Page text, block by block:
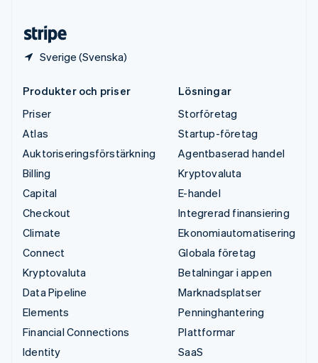
Sverige (Svenska)
Produkter och priser
Priser
Atlas
Auktoriseringsförstärkning
Billing
Capital
Checkout
Climate
Connect
Kryptovaluta
Data Pipeline
Elements
Financial Connections
Identity
Lösningar
Storföretag
Startup-företag
Agentbaserad handel
Kryptovaluta
E-handel
Integrerad finansiering
Ekonomiautomatisering
Globala företag
Betalningar i appen
Marknadsplatser
Penninghantering
Plattformar
SaaS